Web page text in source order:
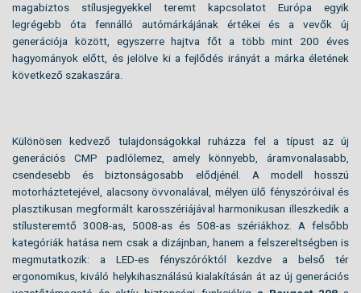
magabiztos stílusjegyekkel teremt kapcsolatot Európa egyik
legrégebb óta fennálló autómárkájának értékei és a vevők új
generációja között, egyszerre hajtva főt a több mint 200 éves
hagyományok előtt, és jelölve ki a fejlődés irányát a márka életének
következő szakaszára.
Különösen kedvező tulajdonságokkal ruházza fel a típust az új
generációs CMP padlólemez, amely könnyebb, áramvonalasabb,
csendesebb és biztonságosabb elődjénél. A modell hosszú
motorháztetejével, alacsony övvonalával, mélyen ülő fényszóróival és
plasztikusan megformált karosszériájával harmonikusan illeszkedik a
stílusteremtő 3008-as, 5008-as és 508-as szériákhoz. A felsőbb
kategóriák hatása nem csak a dizájnban, hanem a felszereltségben is
megmutatkozik: a LED-es fényszóróktól kezdve a belső tér
ergonomikus, kiváló helykihasználású kialakításán át az új generációs